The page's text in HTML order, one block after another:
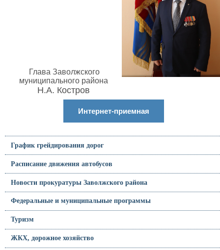
Глава Заволжского
муниципального района
Н.А. Костров
Интернет-приемная
График грейдирования дорог
Расписание движения автобусов
Новости прокуратуры Заволжского района
Федеральные и муниципальные программы
Туризм
ЖКХ, дорожное хозяйство